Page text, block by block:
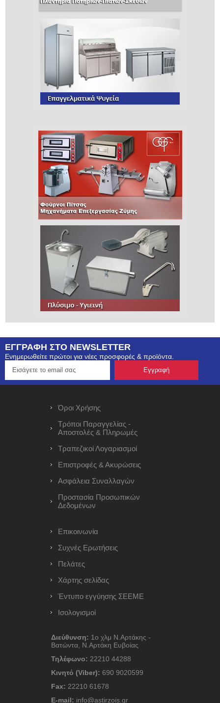
ΕΓΓΡΑΦΗ ΣΤΟ NEWSLETTER
Ενημερωθείτε πρώτοι για νέες προσφορές & προϊόντα.
Όροι Χρήσης
Τρόποι Παραγγελίας -
Αποστολές & Πληρωμές
Τραπεζικοί Λογαριασμοί
Επιστροφές & Ακυρώσεις
Ασφάλεια Συναλλαγών
Προστασία Προσωπικών
Δεδομένων
Επικοινωνία
Συχνές Ερωτήσεις
Πελάτες
Χάρτης σελίδας
Έντυπο εγγύησης ΣΕΕΜΕ
Ισολογισμοί
Διεύθυνση: 1ο χλμ Ν.Αρτάκης -
Βατώντα, Ν.Αρτάκη Ευβοίας
Τηλέφωνο: 22210 44288
Κινητό (Viber): 690 9020599
Fax: 22210 61678
E-mail: info@astirzois.gr